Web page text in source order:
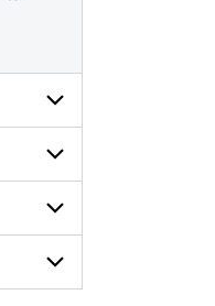
Undersidor
för
Radar
och
satellit
Undersidor
för
Väder
till
havs
Undersidor
för